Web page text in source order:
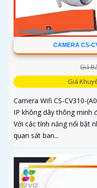
CAMERA CS-
Giá
Giá
Camera Wifi CS-CV310-
IP không dây thông minh
Với các tính năng nổi bật
quan sát ban...